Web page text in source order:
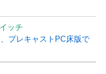
ッチ
プレキャストPC床版で